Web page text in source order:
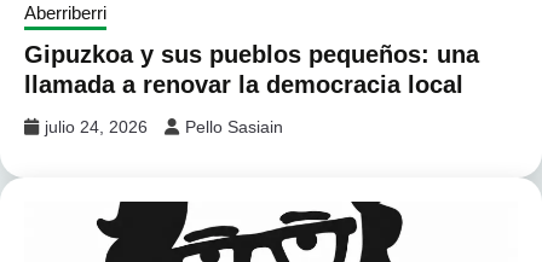
Aberriberri
Gipuzkoa y sus pueblos pequeños: una
llamada a renovar la democracia local
julio 24, 2026 Pello Sasiain